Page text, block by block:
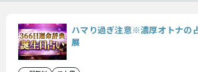
ハマり過ぎ注意※濃厚オトナの
展